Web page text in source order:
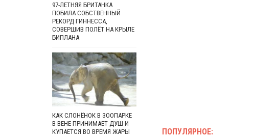
ПОПУЛЯРНОЕ:
97-ЛЕТНЯЯ БРИТАНКА
ПОБИЛА СОБСТВЕННЫЙ
РЕКОРД ГИННЕССА,
СОВЕРШИВ ПОЛЁТ НА КРЫЛЕ
БИПЛАНА
КАК СЛОНЁНОК В ЗООПАРКЕ
В ВЕНЕ ПРИНИМАЕТ ДУШ И
КУПАЕТСЯ ВО ВРЕМЯ ЖАРЫ